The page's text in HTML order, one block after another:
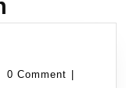
0 Comment